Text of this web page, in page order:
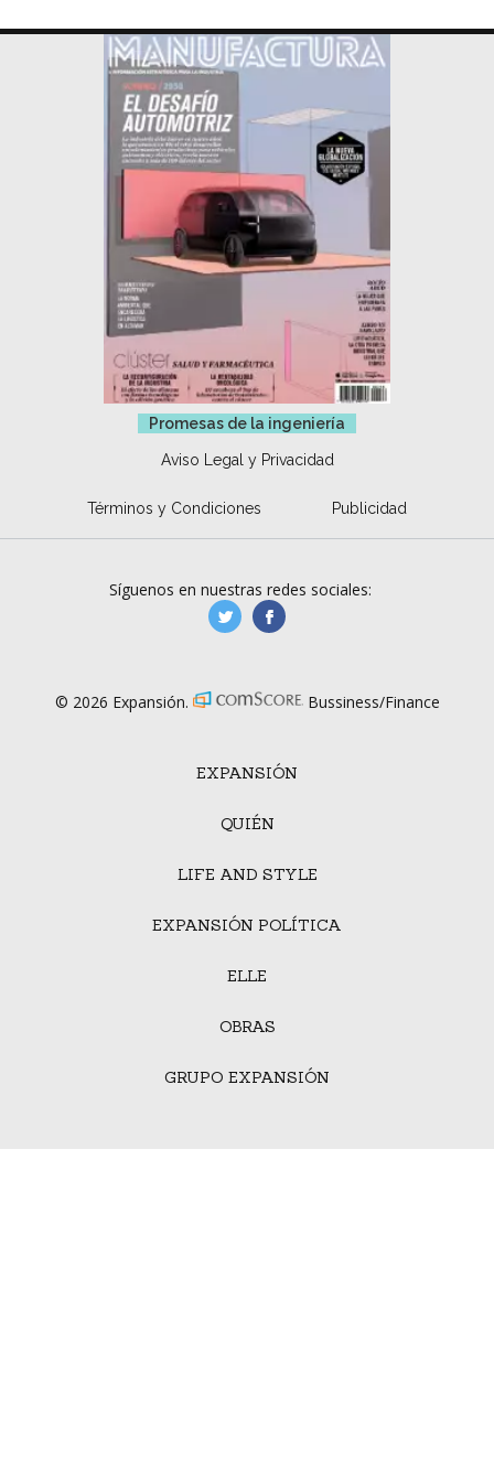
Promesas de la ingeniería
Aviso Legal y Privacidad
Términos y Condiciones Publicidad
EXPANSIÓN
QUIÉN
LIFE AND STYLE
EXPANSIÓN POLÍTICA
ELLE
OBRAS
GRUPO EXPANSIÓN
Síguenos en nuestras redes sociales:
manufacturaGE
© 2026 Expansión. Bussiness/Finance